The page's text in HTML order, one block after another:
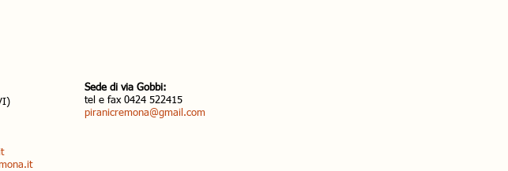
Sede di via Gobbi:
tel e fax 0424 522415
piranicremona@gmail.com